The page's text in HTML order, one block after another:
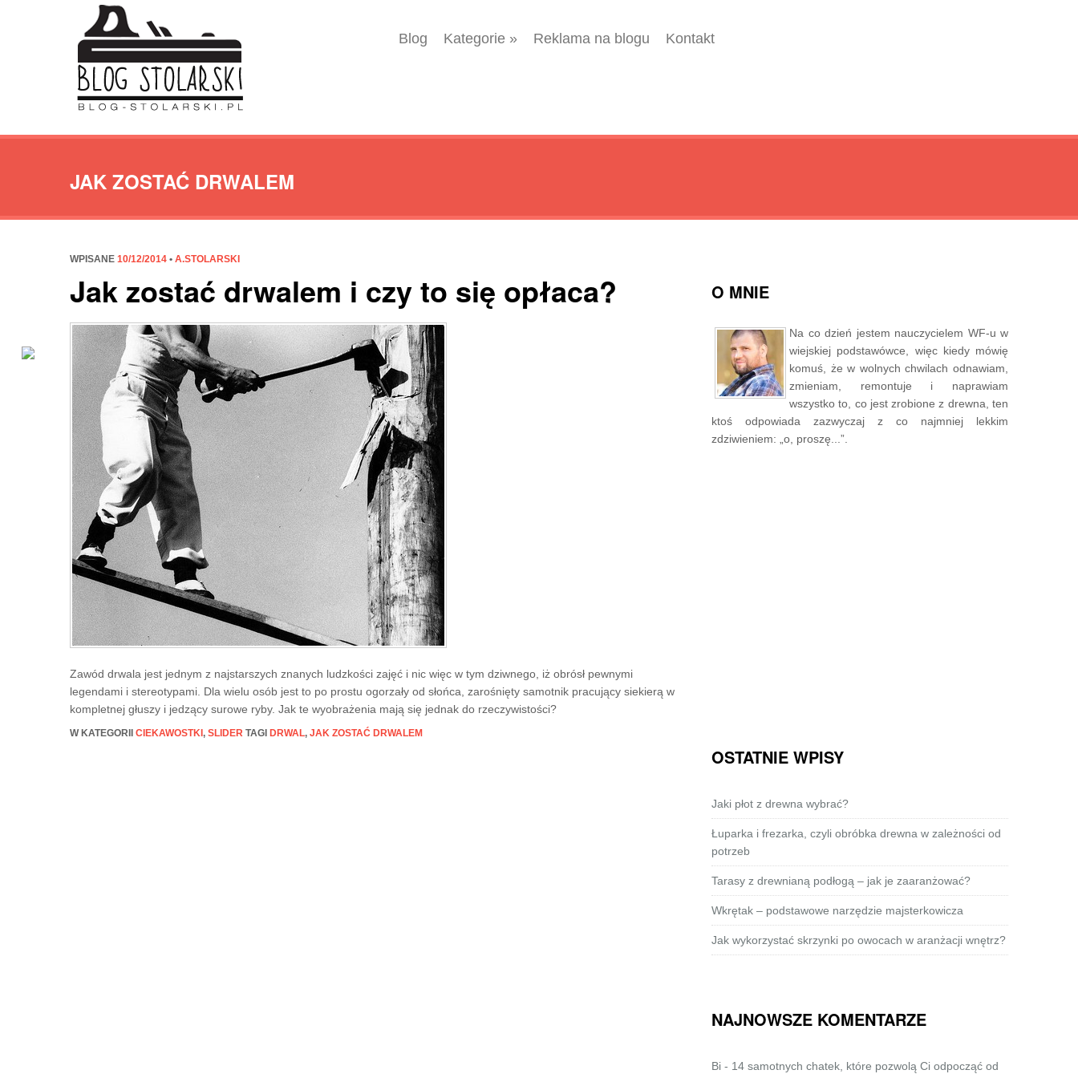
Blog Kategorie » Reklama na blogu Kontakt
JAK ZOSTAĆ DRWALEM
WPISANE 10/12/2014 • A.STOLARSKI
Jak zostać drwalem i czy to się opłaca?
Zawód drwala jest jednym z najstarszych znanych ludzkości zajęć i nic więc w tym dziwnego, iż obrósł pewnymi
legendami i stereotypami. Dla wielu osób jest to po prostu ogorzały od słońca, zarośnięty samotnik pracujący siekierą w
kompletnej głuszy i jedzący surowe ryby. Jak te wyobrażenia mają się jednak do rzeczywistości?
W KATEGORII CIEKAWOSTKI , SLIDER TAGI DRWAL, JAK ZOSTAĆ DRWALEM
O MNIE
Na co dzień jestem nauczycielem WF-u w
wiejskiej podstawówce, więc kiedy mówię
komuś, że w wolnych chwilach odnawiam,
zmieniam, remontuje i naprawiam
wszystko to, co jest zrobione z drewna, ten
ktoś odpowiada zazwyczaj z co najmniej lekkim
zdziwieniem: „o, proszę...”.
OSTATNIE WPISY
Jaki płot z drewna wybrać?
Łuparka i frezarka, czyli obróbka drewna w zależności od
potrzeb
Tarasy z drewnianą podłogą – jak je zaaranżować?
Wkrętak – podstawowe narzędzie majsterkowicza
Jak wykorzystać skrzynki po owocach w aranżacji wnętrz?
NAJNOWSZE KOMENTARZE
Bi - 14 samotnych chatek, które pozwolą Ci odpocząć od